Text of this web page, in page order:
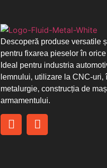
Descoperă produse versatile
pentru fixarea pieselor în
Ideal pentru industria
lemnului, utilizare la CNC-uri,
metalurgie, construcția de
armamentului.